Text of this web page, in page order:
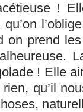
!
qu’on
on prend
! Elle
qu’il